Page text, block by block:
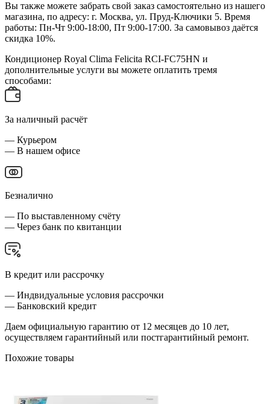
Вы также можете забрать свой заказ самостоятельно из нашего
магазина, по адресу: г. Москва, ул. Пруд-Ключики 5. Время
работы: Пн-Чт 9:00-18:00, Пт 9:00-17:00. За самовывоз даётся
скидка 10%.
Кондиционер Royal Clima Felicita RCI-FC75HN и
дополнительные услуги вы можете оплатить тремя
способами:
За наличный расчёт
— Курьером
— В нашем офисе
Безналично
— По выставленному счёту
— Через банк по квитанции
В кредит или рассрочку
— Индвидуальные условия рассрочки
— Банковский кредит
Даем официальную гарантию от 12 месяцев до 10 лет,
осуществляем гарантийный или постгарантийный ремонт.
Похожие товары